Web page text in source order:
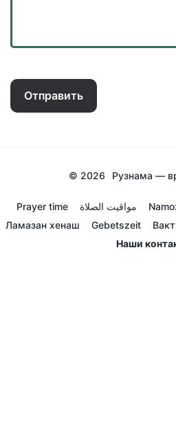
Отправить
© 2026 Рузнама —
Prayer time مواقيت الصلاة
Ламазан хенаш
Gebetszeit
Наши